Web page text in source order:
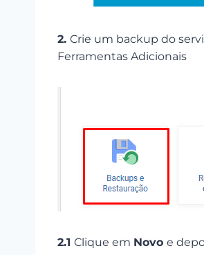
2. Crie um backup do
Ferramentas Adicionais
2.1 Clique em Novo e